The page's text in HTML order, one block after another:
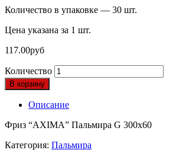
Количество в упаковке — 30 шт.
Цена указана за 1 шт.
117.00руб
Количество
В корзину
Описание
Фриз “AXIMA” Пальмира G 300х60
Категория: Пальмира